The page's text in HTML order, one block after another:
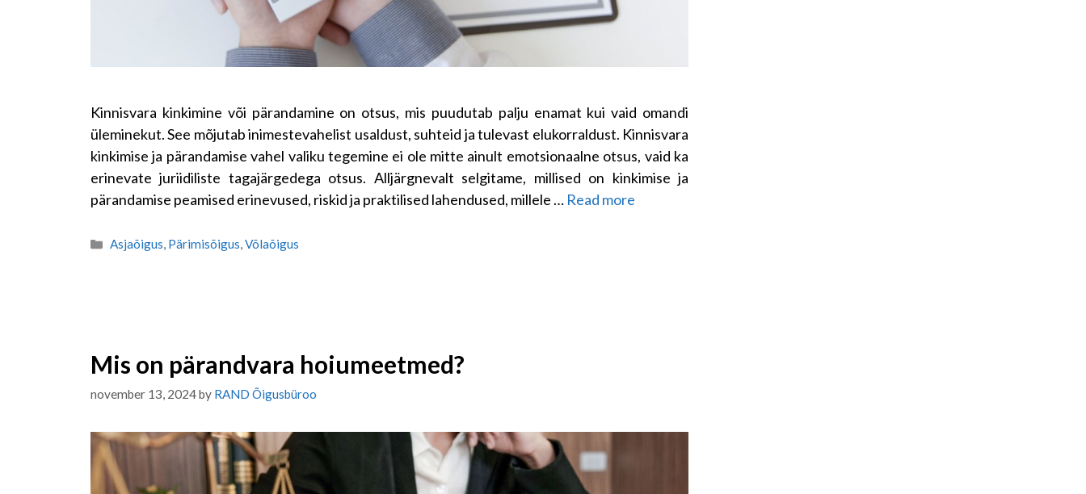
Kinnisvara kinkimine või pärandamine on otsus, mis puudutab palju enamat kui vaid omandi
üleminekut. See mõjutab inimestevahelist usaldust, suhteid ja tulevast elukorraldust. Kinnisvara
kinkimise ja pärandamise vahel valiku tegemine ei ole mitte ainult emotsionaalne otsus, vaid ka
erinevate juriidiliste tagajärgedega otsus. Alljärgnevalt selgitame, millised on kinkimise ja
pärandamise peamised erinevused, riskid ja praktilised lahendused, millele … Read more
Categories
Asjaõigus, Pärimisõigus,Võlaõigus
Mis on pärandvara hoiumeetmed?
november 13, 2024by RAND Õigusbüroo